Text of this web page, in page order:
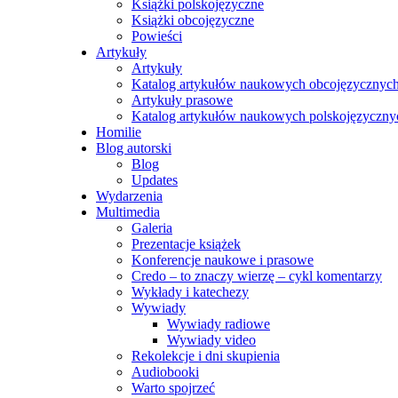
Książki polskojęzyczne
Książki obcojęzyczne
Powieści
Artykuły
Artykuły
Katalog artykułów naukowych
Artykuły prasowe
Katalog artykułów naukowych
Homilie
Blog autorski
Blog
Updates
Wydarzenia
Multimedia
Galeria
Prezentacje książek
Konferencje naukowe i prasowe
Credo – to znaczy wierzę – cykl komentarzy
Wykłady i katechezy
Wywiady
Wywiady radiowe
Wywiady video
Rekolekcje i dni skupienia
Audiobooki
Warto spojrzeć